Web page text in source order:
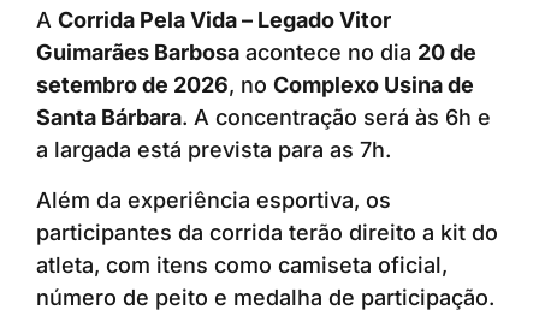
A Corrida Pela Vida – Legado Vitor
Guimarães Barbosa acontece no dia 20 de
setembro de 2026, no Complexo Usina de
Santa Bárbara. A concentração será às 6h e
a largada está prevista para as 7h.
Além da experiência esportiva, os
participantes da corrida terão direito a kit do
atleta, com itens como camiseta oficial,
número de peito e medalha de participação.